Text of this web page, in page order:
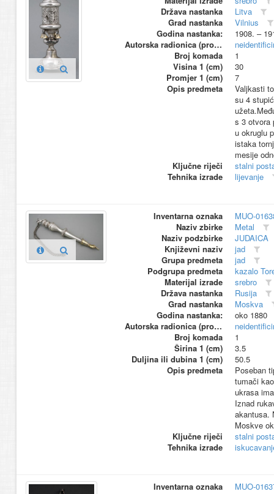
Država nastanka
Litva
Grad nastanka
Vilnius
Godina nastanka:
1908. –
Autorska radionica (proizvođač)
Broj komada
1
Visina 1 (cm)
30
Promjer 1 (cm)
7
Opis predmeta
Valjkasti
su 4
s 3 otvora
u okruglu
istaka
mesije
Ključne riječi
stalni
Tehnika izrade
lijevanje
Inventarna oznaka
MUO-
Naziv zbirke
Metal
Naziv podzbirke
JUDAICA
Književni naziv
jad
Grupa predmeta
jad
Podgrupa predmeta
kazalo
Materijal izrade
srebro
Država nastanka
Rusija
Grad nastanka
Moskva
Godina nastanka:
oko 1880
Autorska radionica (proizvođač)
Broj komada
1
Širina 1 (cm)
3.5
Duljina ili dubina 1 (cm)
50.5
Opis predmeta
Poseban
tumači
ukrasa
Iznad
akantusa.
Moskve
Ključne riječi
stalni
Tehnika izrade
Inventarna oznaka
MUO-